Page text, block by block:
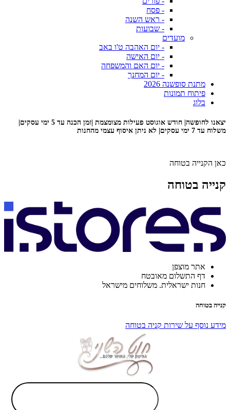
- פסח
- ראש השנה
- שבועות
מועדים
- יום האהבה ט'ו באב
- יום האישה
- יום האם והמשפחה
- יום המחנך
מתנת סופשנה 2026
פיתוח תמונות
בלוג
יצאנו לחופשה| חודש אוגוסט פעילות מצומצמת |זמן הכנה עד 5 ימי עסקים|
משלוח עד 7 ימי עסקים| לא ניתן איסוף עצמי מהחנות
כאן הקנייה בטוחה
קנייה בטוחה
אתר מוצפן
דף התשלום מאובטח
חנות ישראלית. משלוחים מישראל
קנייה בטוחה
מידע נוסף על שירות קניה בטוחה